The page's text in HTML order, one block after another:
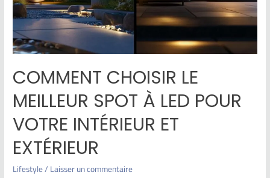
COMMENT CHOISIR LE
MEILLEUR SPOT À LED POUR
VOTRE INTÉRIEUR ET
EXTÉRIEUR
Lifestyle/Laisser un commentaire